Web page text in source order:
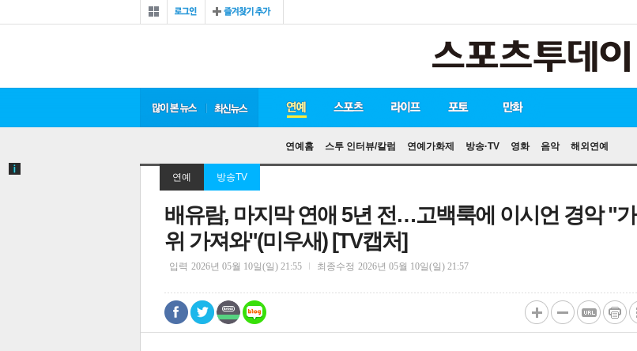
연예홈 스투 인터뷰/칼럼 연예가화제 방송·TV 영화 음악 해외연예
연예 방송TV
배유람, 마지막 연애 5년 전…고백룩에 이시언 경악 "가
위 가져와"(미우새) [TV캡처]
입력 2026년 05월 10일(일) 21:55 최종수정 2026년 05월 10일(일) 21:57
0